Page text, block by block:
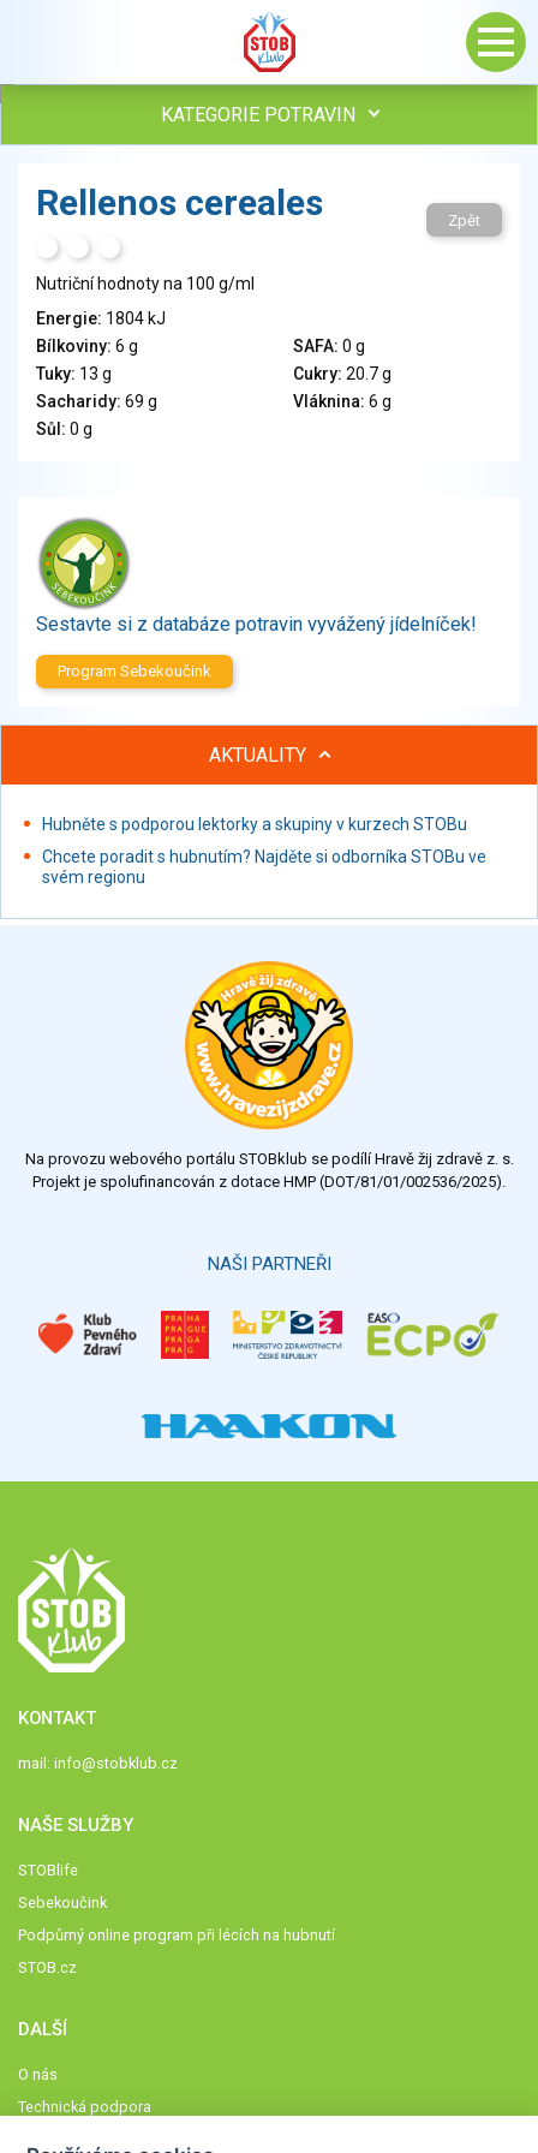
KATEGORIE POTRAVIN
Vejce
Veganské a vegetariánské výrobky
Tuky
Obiloviny, mouka, cereální výrobky
Chléb, pečivo, křehké chleby, pufované výrobky
Ořechy, semena
Zelenina
Brambory, luštěniny, houby
Sladkosti, slané výrobky
Ochucovadla, přísady, sladidla
Proteinové výrobky, doplňky stravy
Nápoje alkoholické
Restaurace, jídelny, hotová jídla
Fastfood
Studená kuchyně, lahůdkářské výrobky
Rellenos cereales Zpět
Nutriční hodnoty na 100 g/ml
Energie: 1804 kJ
Bílkoviny: 6 g SAFA: 0 g
Tuky: 13 g Cukry: 20.7 g
Sacharidy: 69 g Vláknina: 6 g
Sůl: 0 g
Sestavte si z databáze potravin vyvážený jídelníček!
Program Sebekoučink
AKTUALITY
Hubněte s podporou lektorky a skupiny v kurzech STOBu
Chcete poradit s hubnutím? Najděte si odborníka STOBu ve
svém regionu
Na provozu webového portálu STOBklub se podílí Hravě žij zdravě z. s.
Projekt je spolufinancován z dotace HMP (DOT/81/01/002536/2025).
NAŠI PARTNEŘI
KONTAKT
mail: info@stobklub.cz
NAŠE SLUŽBY
STOBlife
Sebekoučink
Podpůrný online program při lécích na hubnutí
STOB.cz
DALŠÍ
O nás
Technická podpora